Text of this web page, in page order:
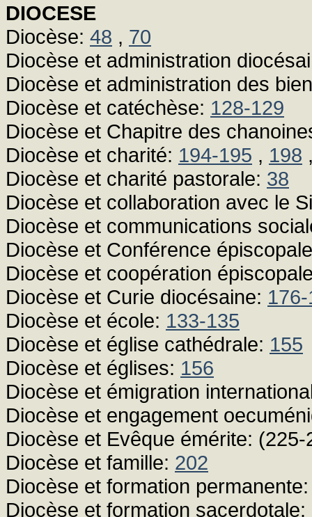
DIOCESE
Diocèse: 48 , 70
Diocèse et administration
Diocèse et administration des
Diocèse et catéchèse: 128-129
Diocèse et Chapitre des
Diocèse et charité: 194-195 , 198
Diocèse et charité pastorale: 38
Diocèse et collaboration avec le
Diocèse et communications
Diocèse et Conférence
Diocèse et coopération
Diocèse et Curie diocésaine:
Diocèse et école: 133-135
Diocèse et église cathédrale: 155
Diocèse et églises: 156
Diocèse et émigration
Diocèse et engagement
Diocèse et Evêque émérite:
Diocèse et famille: 202
Diocèse et formation
Diocèse et formation sacerdotale: